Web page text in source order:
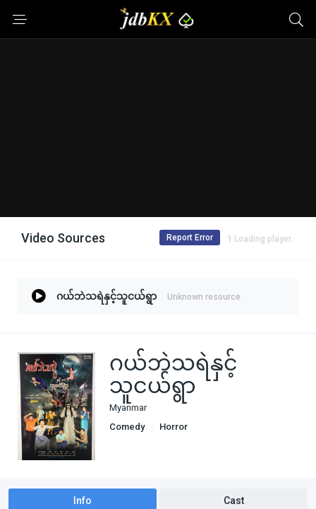
Video Sources 1 Loading player..
Report Error
ဂယ်ဘဲသရဲနှင့်သူငယ်ရွာ Unknown resource
ဂယ်ဘဲသရဲနှင့်
သူငယ်ရွာ
Myanmar
Comedy
Horror
Info Cast